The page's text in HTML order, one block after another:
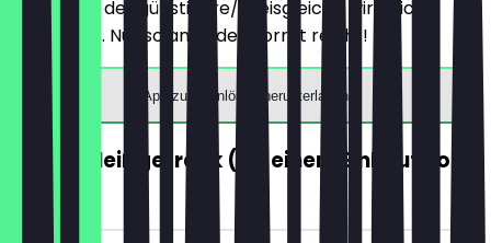
Produkte), der günstigere/preisgleiche wird nicht
berechnet. Nur solange der Vorrat reicht!
App zum Einlösen herunterladen
GRATIS Heißgetränk (ab einem Einkauf von